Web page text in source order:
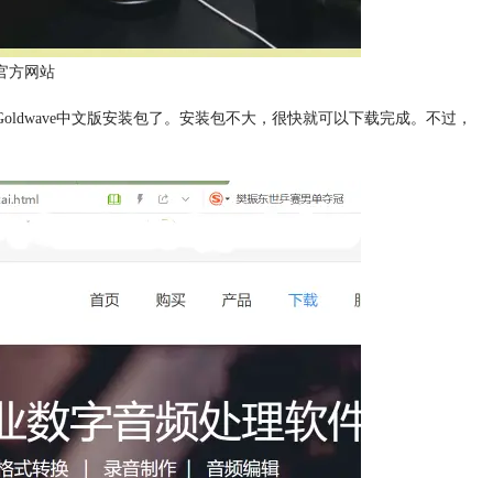
方网站
中文版安装包了。安装包不大，很快就可以下载完成。不过，